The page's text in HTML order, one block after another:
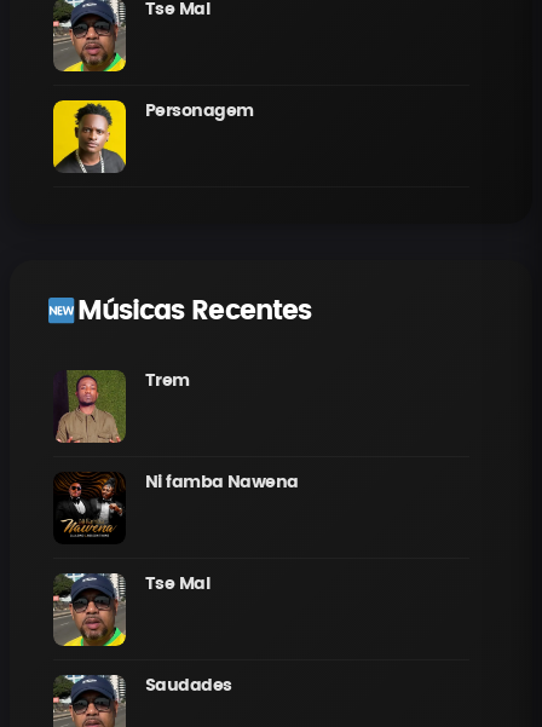
Tse Mal
Personagem
Músicas Recentes
Trem
Ni famba Nawena
Tse Mal
Saudades